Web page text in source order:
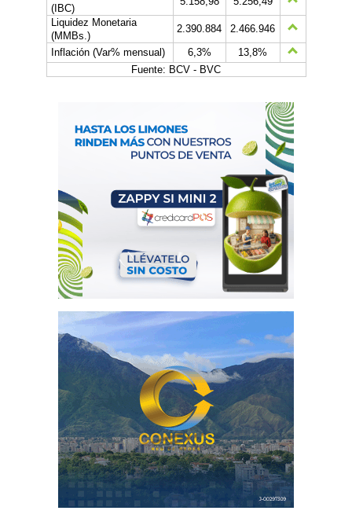
(IBC)
Liquidez Monetaria
(MMBs.)
2.390.884
2.466.946
Inflación (Var% mensual)
6,3%
13,8%
Fuente: BCV - BVC